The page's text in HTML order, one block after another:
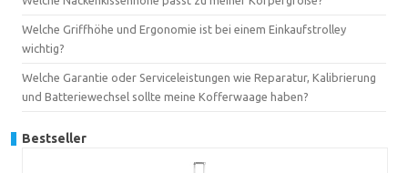
Welche Griffhöhe und Ergonomie ist bei einem Einkaufstrolley
wichtig?
Welche Garantie oder Serviceleistungen wie Reparatur, Kalibrierung
und Batteriewechsel sollte meine Kofferwaage haben?
Bestseller